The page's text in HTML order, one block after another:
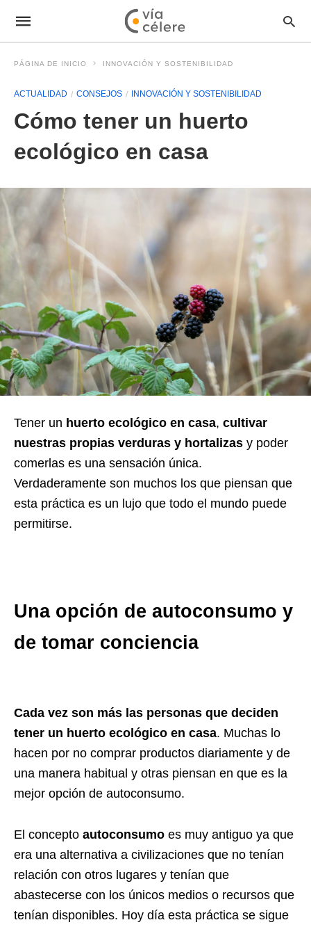
PÁGINA DE INICIO INNOVACIÓN Y SOSTENIBILIDAD
ACTUALIDAD CONSEJOS INNOVACIÓN Y SOSTENIBILIDAD
Cómo tener un huerto
ecológico en casa
Tener un huerto ecológico en casa, cultivar
nuestras propias verduras y hortalizas y poder
comerlas es una sensación única.
Verdaderamente son muchos los que piensan que
esta práctica es un lujo que todo el mundo puede
permitirse.
Una opción de autoconsumo y
de tomar conciencia
Cada vez son más las personas que deciden
tener un huerto ecológico en casa. Muchas lo
hacen por no comprar productos diariamente y de
una manera habitual y otras piensan en que es la
mejor opción de autoconsumo.
El concepto autoconsumo es muy antiguo ya que
era una alternativa a civilizaciones que no tenían
relación con otros lugares y tenían que
abastecerse con los únicos medios o recursos que
tenían disponibles. Hoy día esta práctica se sigue